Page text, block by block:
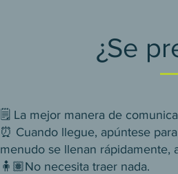
¿Se
🗒️ La mejor manera de
⏰ Cuando llegue, apúntese
menudo se llenan rápidamente,
🧍🏽No necesita traer nada.